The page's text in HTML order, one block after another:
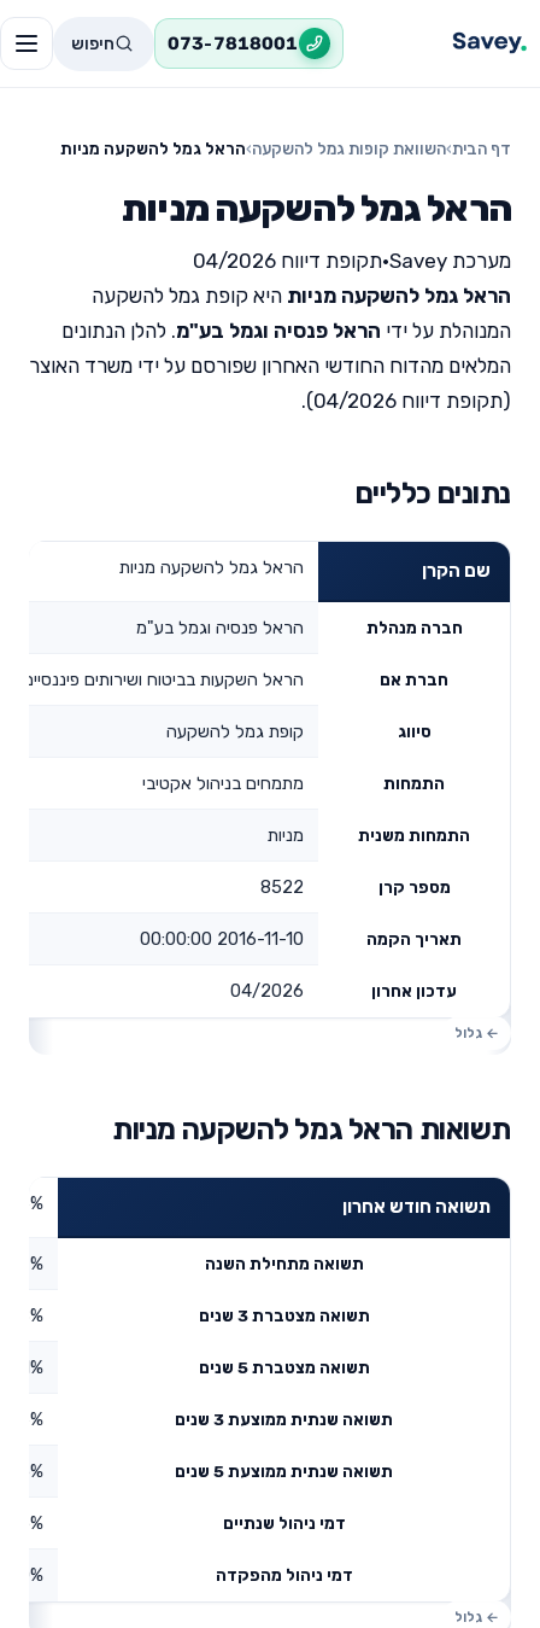
073-7818001 חיפוש
דף הבית›השוואת קופות גמל להשקעה›הראל גמל להשקעה מניות
הראל גמל להשקעה מניות
מערכת Savey •תקופת דיווח 04/2026
הראל גמל להשקעה מניות היא קופת גמל להשקעה
המנוהלת על ידי הראל פנסיה וגמל בע"מ. להלן הנתונים
המלאים מהדוח החודשי האחרון שפורסם על ידי משרד האוצר
(תקופת דיווח 04/2026).
נתונים כלליים
שם הקרן הראל גמל להשקעה מניות
חברה מנהלת הראל פנסיה וגמל בע"מ
חברת אם הראל השקעות בביטוח ושירותים פיננסיים
סיווג קופת גמל להשקעה
התמחות מתמחים בניהול אקטיבי
התמחות משנית מניות
מספר קרן 8522
תאריך הקמה 2016-11-10 00:00:00
עדכון אחרון 04/2026
תשואות הראל גמל להשקעה מניות
תשואה חודש אחרון
תשואה מתחילת השנה
תשואה מצטברת 3 שנים
תשואה מצטברת 5 שנים
תשואה שנתית ממוצעת 3 שנים
תשואה שנתית ממוצעת 5 שנים
דמי ניהול שנתיים
דמי ניהול מהפקדה 0%